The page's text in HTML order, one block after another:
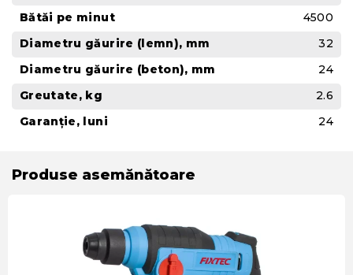
Bătăi pe minut
4500
Diametru găurire (lemn), mm
32
Diametru găurire (beton), mm
24
Greutate, kg
2.6
Garanție, luni
24
Produse asemănătoare